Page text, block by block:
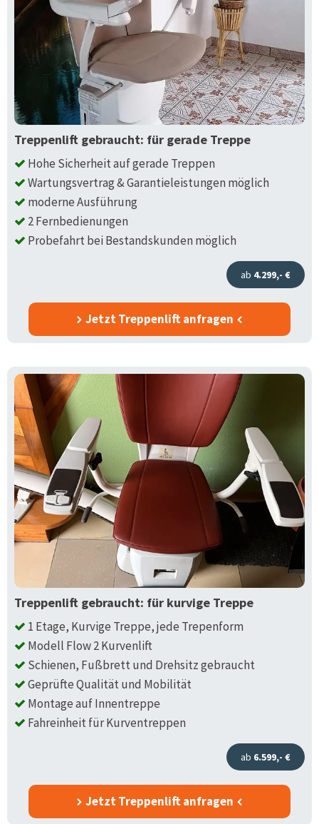
Treppenlift gebraucht: für gerade Treppe
Hohe Sicherheit auf gerade Treppen
Wartungsvertrag & Garantieleistungen möglich
moderne Ausführung
2 Fernbedienungen
Probefahrt bei Bestandskunden möglich
ab 4.299,- €
Jetzt Treppenlift anfragen
Treppenlift gebraucht: für kurvige Treppe
1 Etage, Kurvige Treppe, jede Trepenform
Modell Flow 2 Kurvenlift
Schienen, Fußbrett und Drehsitz gebraucht
Geprüfte Qualität und Mobilität
Montage auf Innentreppe
Fahreinheit für Kurventreppen
ab 6.599,- €
Jetzt Treppenlift anfragen